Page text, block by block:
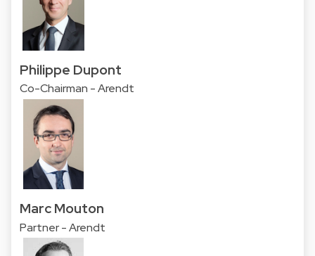
Philippe Dupont
Co-Chairman - Arendt
Marc Mouton
Partner - Arendt